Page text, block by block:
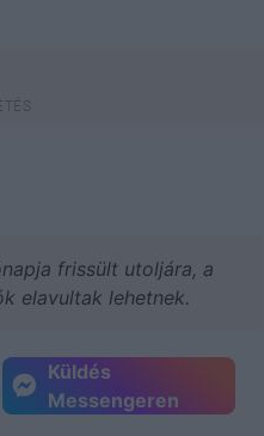
frissült utoljára, a
elavultak lehetnek.
Küldés
Messengeren